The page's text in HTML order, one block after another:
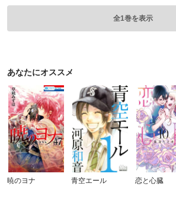
全1巻を表示
あなたにオススメ
暁のヨナ 青空エール 恋と心臓